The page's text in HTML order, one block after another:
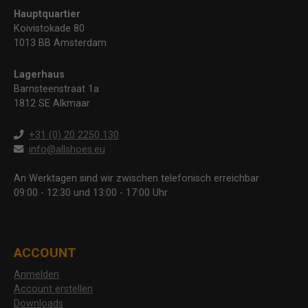
Hauptquartier
Koivistokade 80
1013 BB Amsterdam
Lagerhaus
Barnsteenstraat 1a
1812 SE Alkmaar
+31 (0) 20 2250 130
info@allshoes.eu
An Werktagen sind wir zwischen telefonisch erreichbar
09:00 - 12:30 und 13:00 - 17:00 Uhr
ACCOUNT
Anmelden
Account erstellen
Downloads